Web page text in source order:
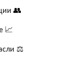
👥
📈
⚖️